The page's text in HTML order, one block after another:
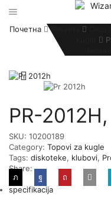
Почетна Rasveta
PR-
SKU: 10200189
Category: Topovi za kugle
Tags: diskoteke, klubovi,
Share:
specifikacija